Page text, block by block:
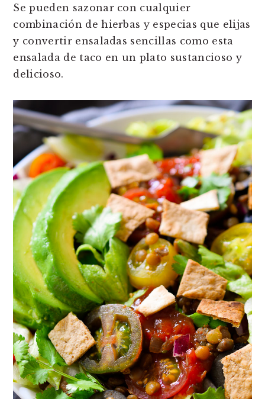
Se pueden sazonar con cualquier
combinación de hierbas y especias que elijas
y convertir ensaladas sencillas como esta
ensalada de taco en un plato sustancioso y
delicioso.